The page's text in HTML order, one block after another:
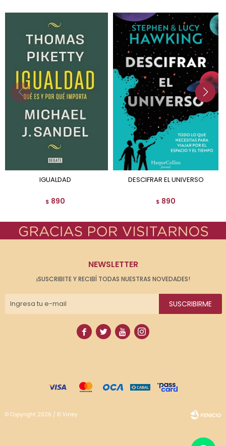
IGUALDAD
$ 890
DESCIFRAR EL UNIVERSO
$ 890
NEWSLETTER
¡SUSCRIBITE Y RECIBÍ TODAS NUESTRAS NOVEDADES!
SUSCRIBIRME
   
© Copyright 2026 / El Virrey